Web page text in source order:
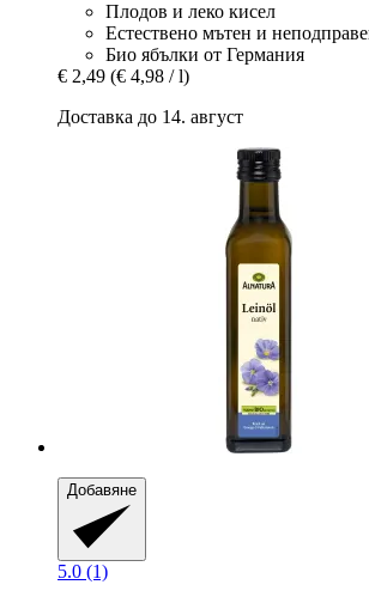
Плодов и леко кисел
Естествено мътен и
Био ябълки от Германия
€ 2,49 (€ 4,98 / l)
Доставка до 14. август
Добавяне
5.0 (1)